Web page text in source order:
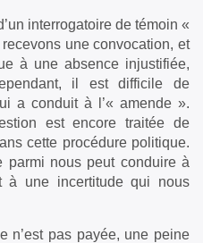
interrogatoire de témoin «
une convocation, et
à une absence injustifiée,
il est difficile de
a conduit à l’« amende ».
est encore traitée de
cette procédure politique.
parmi nous peut conduire à
à une incertitude qui nous
n’est pas payée, une peine